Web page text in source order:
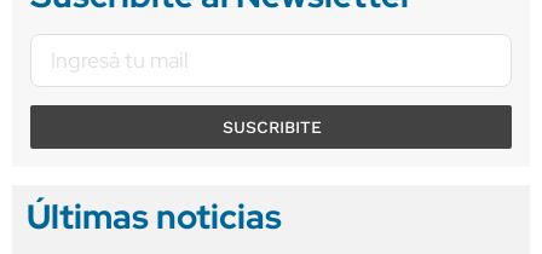
SUSCRIBITE
Últimas noticias